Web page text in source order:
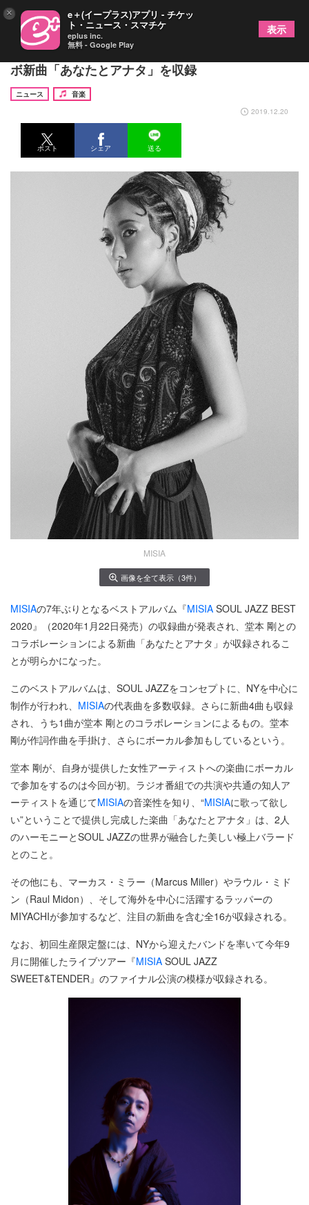
MISIA 7年ぶりベストアルバムに堂本 剛とのコラ
ボ新曲「あなたとアナタ」を収録
ニュース
音楽
2019.12.20
ポスト シェア 送る
MISIA
画像を全て表示（3件）
MISIAの7年ぶりとなるベストアルバム『MISIA SOUL JAZZ BEST
2020』（2020年1月22日発売）の収録曲が発表され、堂本 剛との
コラボレーションによる新曲「あなたとアナタ」が収録されるこ
とが明らかになった。
このベストアルバムは、SOUL JAZZをコンセプトに、NYを中心に
制作が行われ、 MISIAの代表曲を多数収録。さらに新曲4曲も収録
され、うち1曲が堂本 剛とのコラボレーションによるもの。堂本
剛が作詞作曲を手掛け、さらにボーカル参加もしているという。
堂本 剛が、自身が提供した女性アーティストへの楽曲にボーカル
で参加をするのは今回が初。ラジオ番組での共演や共通の知人ア
ーティストを通じてMISIAの音楽性を知り、“MISIAに歌って欲し
い”ということで提供し完成した楽曲「あなたとアナタ」は、2人
のハーモニーとSOUL JAZZの世界が融合した美しい極上バラード
とのこと。
その他にも、マーカス・ミラー（Marcus Miller）やラウル・ミド
ン（Raul Midon）、そして海外を中心に活躍するラッパーの
MIYACHIが参加するなど、注目の新曲を含む全16が収録される。
なお、初回生産限定盤には、NYから迎えたバンドを率いて今年9
月に開催したライブツアー『MISIA SOUL JAZZ
SWEET&TENDER』のファイナル公演の模様が収録される。
× e＋(イープラス)アプリ - チケッ
ト・ニュース・スマチケ
eplus inc.
無料 - Google Play
表示